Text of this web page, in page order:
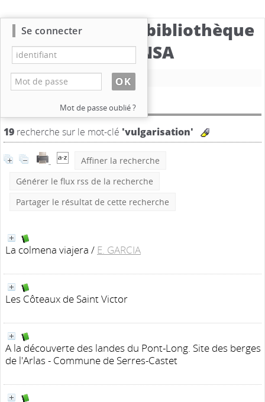
Catalogue de la bibliothèque
du CBNSA
Nouvelle recherche
Résultat de la recherche
19 recherche sur le mot-clé 'vulgarisation'
Affiner la recherche
Générer le flux rss de la recherche
Partager le résultat de cette recherche
La colmena viajera / E. GARCIA
Les Côteaux de Saint Victor
A la découverte des landes du Pont-Long. Site des berges
de l'Arlas - Commune de Serres-Castet
Se connecter
Mot de passe oublié ?